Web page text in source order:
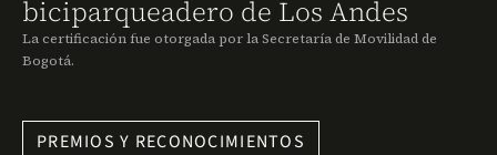
biciparqueadero de Los Andes
La certificación fue otorgada por la Secretaría de Movilidad de
Bogotá.
PREMIOS Y RECONOCIMIENTOS